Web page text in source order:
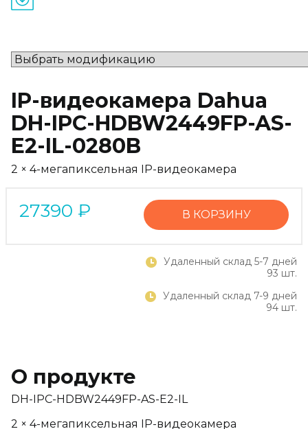
IP-видеокамера Dahua
DH-IPC-HDBW2449FP-AS-
E2-IL-0280B
2 × 4-мегапиксельная IP-видеокамера
27390 ₽ В КОРЗИНУ
Удаленный склад 5-7 дней
93 шт.
Удаленный склад 7-9 дней
94 шт.
О продукте
DH-IPC-HDBW2449FP-AS-E2-IL
2 × 4-мегапиксельная IP-видеокамера